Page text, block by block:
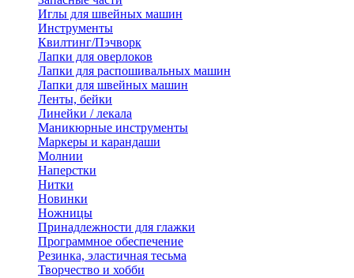
Иглы для швейных машин
Инструменты
Квилтинг/Пэчворк
Лапки для оверлоков
Лапки для распошивальных машин
Лапки для швейных машин
Ленты, бейки
Линейки / лекала
Маникюрные инструменты
Маркеры и карандаши
Молнии
Наперстки
Нитки
Новинки
Ножницы
Принадлежности для глажки
Программное обеспечение
Резинка, эластичная тесьма
Творчество и хобби